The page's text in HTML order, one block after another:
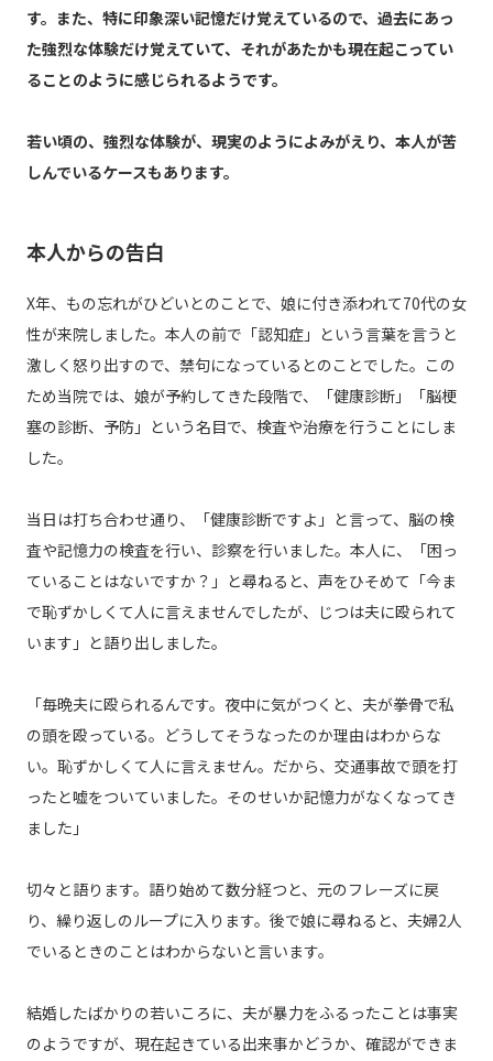
す。また、特に印象深い記憶だけ覚えているので、過去にあっ
た強烈な体験だけ覚えていて、それがあたかも現在起こってい
ることのように感じられるようです。
若い頃の、強烈な体験が、現実のようによみがえり、本人が苦
しんでいるケースもあります。
本人からの告白
X年、もの忘れがひどいとのことで、娘に付き添われて70代の女
性が来院しました。本人の前で「認知症」という言葉を言うと
激しく怒り出すので、禁句になっているとのことでした。この
ため当院では、娘が予約してきた段階で、「健康診断」「脳梗
塞の診断、予防」という名目で、検査や治療を行うことにしま
した。
当日は打ち合わせ通り、「健康診断ですよ」と言って、脳の検
査や記憶力の検査を行い、診察を行いました。本人に、「困っ
ていることはないですか？」と尋ねると、声をひそめて「今ま
で恥ずかしくて人に言えませんでしたが、じつは夫に殴られて
います」と語り出しました。
「毎晩夫に殴られるんです。夜中に気がつくと、夫が拳骨で私
の頭を殴っている。どうしてそうなったのか理由はわからな
い。恥ずかしくて人に言えません。だから、交通事故で頭を打
ったと嘘をついていました。そのせいか記憶力がなくなってき
ました」
切々と語ります。語り始めて数分経つと、元のフレーズに戻
り、繰り返しのループに入ります。後で娘に尋ねると、夫婦2人
でいるときのことはわからないと言います。
結婚したばかりの若いころに、夫が暴力をふるったことは事実
のようですが、現在起きている出来事かどうか、確認ができま